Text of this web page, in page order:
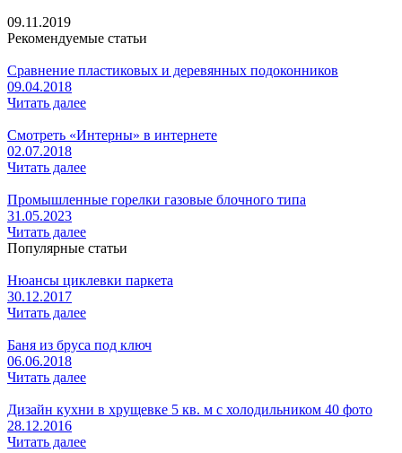
09.11.2019
Рекомендуемые статьи
Сравнение пластиковых и деревянных подоконников
09.04.2018
Читать далее
Смотреть «Интерны» в интернете
02.07.2018
Читать далее
Промышленные горелки газовые блочного типа
31.05.2023
Читать далее
Популярные статьи
Нюансы циклевки паркета
30.12.2017
Читать далее
Баня из бруса под ключ
06.06.2018
Читать далее
Дизайн кухни в хрущевке 5 кв. м с холодильником 40 фото
28.12.2016
Читать далее